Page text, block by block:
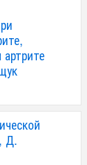
Д.